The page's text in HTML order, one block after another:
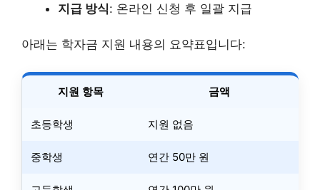
지급 방식: 온라인 신청 후 일괄 지급
아래는 학자금 지원 내용의 요약표입니다:
지원 항목 금액
초등학생 지원 없음
중학생 연간 50만 원